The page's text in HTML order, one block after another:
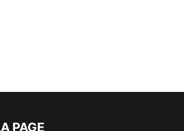
PAGE